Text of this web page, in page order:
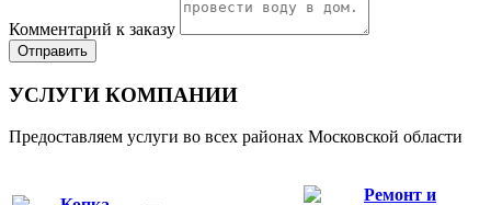
Комментарий к заказу
Отправить
УСЛУГИ КОМПАНИИ
Предоставляем услуги во всех районах Московской области